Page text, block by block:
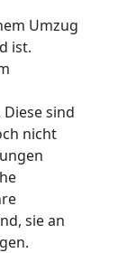
Umzug
ist.
Diese sind
nicht
sie an